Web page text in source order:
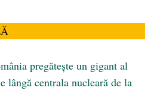
pregătește un gigant al
lângă centrala nucleară de la